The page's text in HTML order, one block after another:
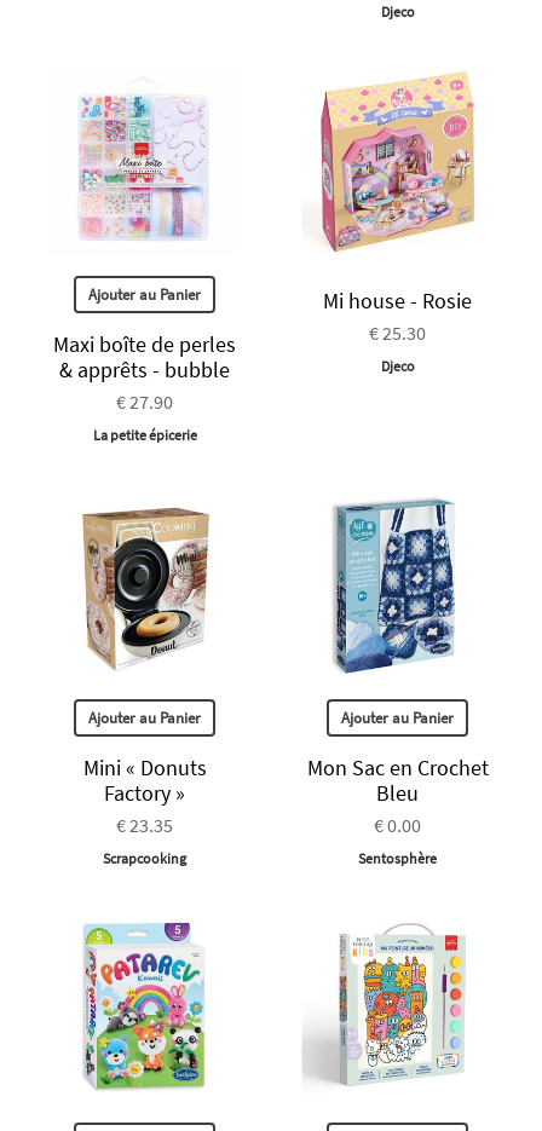
Djeco
Ajouter au Panier
Maxi boîte de perles
& apprêts - bubble
€ 27.90
La petite épicerie
Mi house - Rosie
€ 25.30
Djeco
Ajouter au Panier
Mini « Donuts
Factory »
€ 23.35
Scrapcooking
Ajouter au Panier
Mon Sac en Crochet
Bleu
€ 0.00
Sentosphère